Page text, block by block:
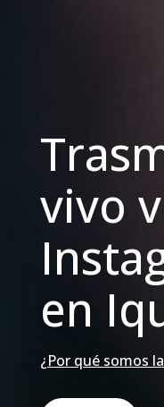
vivo
en
¿Por qué somos